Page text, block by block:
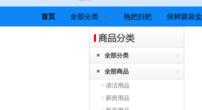
首页 全部分类 拖把扫把 保鲜膜袋盒
全部分类
全部商品
清洁用品
厨房用品